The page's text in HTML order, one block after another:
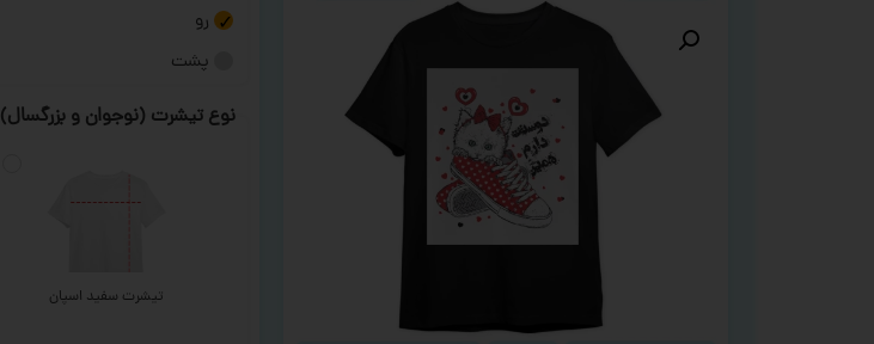
رو
پشت
نوع تیشرت (نوجوان و بزرگسال)
تیشرت سفید اسپان